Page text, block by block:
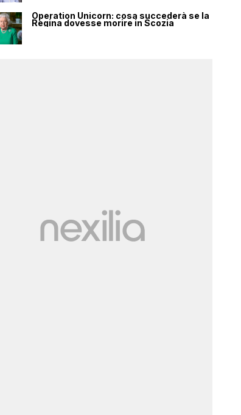
Operation Unicorn: cosa succederà se la
Regina dovesse morire in Scozia